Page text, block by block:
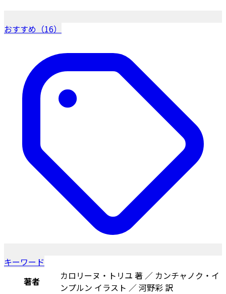
おすすめ（16）
キーワード
著者
カロリーヌ・トリユ 著 ／ カンチャノク・イ
ンプルン イラスト ／ 河野彩 訳